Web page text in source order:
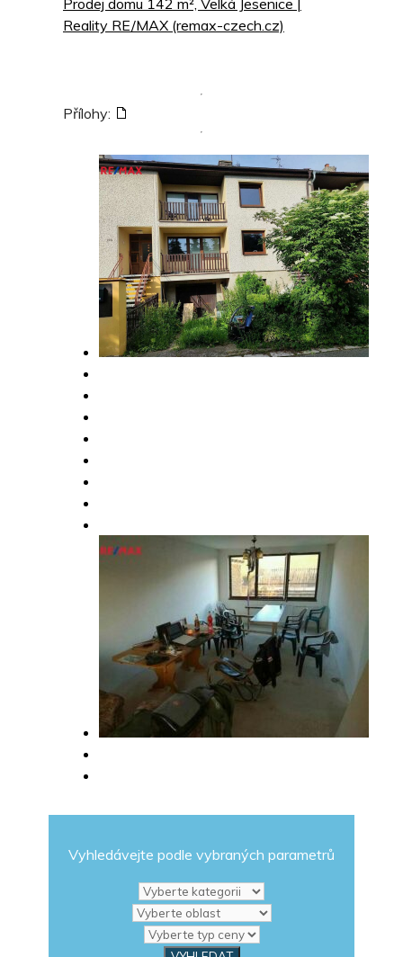
Prodej domu 142 m², Velká Jesenice |
Reality RE/MAX (remax-czech.cz)
Přílohy:
Vyhledávejte podle vybraných parametrů